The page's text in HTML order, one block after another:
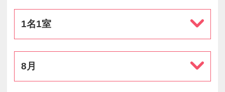
1名1室
8月